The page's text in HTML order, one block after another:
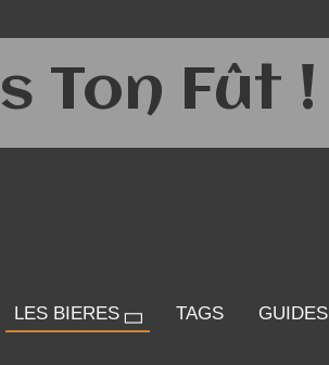
Ton Fût !
LES BIERES TAGS GUIDES